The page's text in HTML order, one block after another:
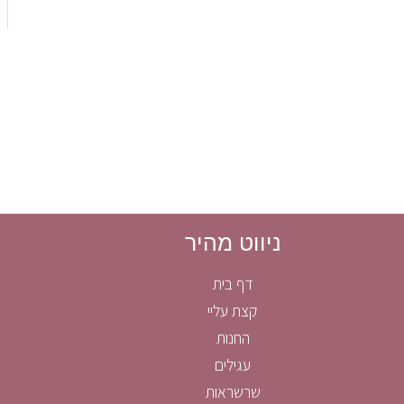
ניווט מהיר
דף בית
קצת עליי
החנות
עגילים
שרשראות